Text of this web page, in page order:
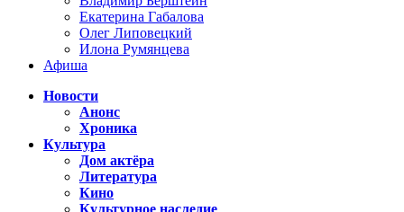
Екатерина Габалова
Олег Липовецкий
Илона Румянцева
Афиша
Новости
Анонс
Хроника
Культура
Дом актёра
Литература
Кино